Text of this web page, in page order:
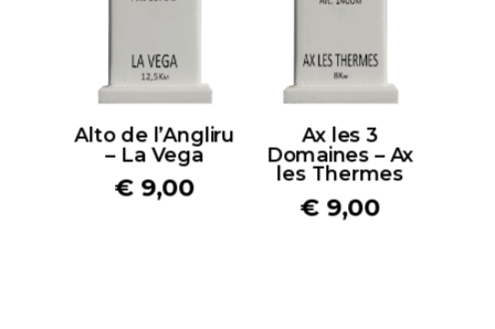
Alto de l’Angliru
– La Vega
€ 9,00
Ax les 3
Domaines – Ax
les Thermes
€ 9,00